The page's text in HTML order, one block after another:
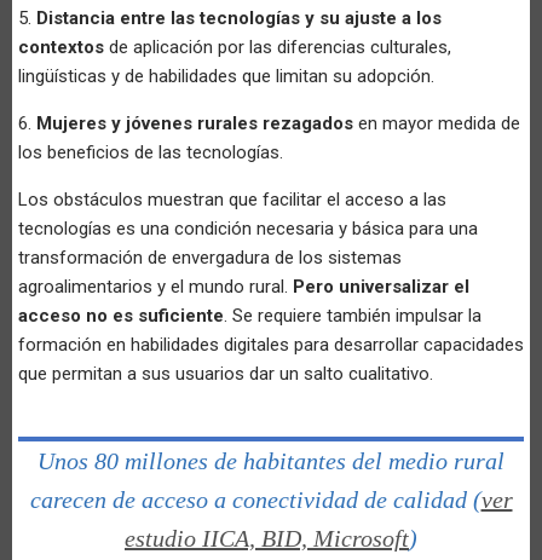
5. Distancia entre las tecnologías y su ajuste a los
contextos de aplicación por las diferencias culturales,
lingüísticas y de habilidades que limitan su adopción.
6. Mujeres y jóvenes rurales rezagados en mayor medida de
los beneficios de las tecnologías.
Los obstáculos muestran que facilitar el acceso a las
tecnologías es una condición necesaria y básica para una
transformación de envergadura de los sistemas
agroalimentarios y el mundo rural. Pero universalizar el
acceso no es suficiente. Se requiere también impulsar la
formación en habilidades digitales para desarrollar capacidades
que permitan a sus usuarios dar un salto cualitativo.
Unos 80 millones de habitantes del medio rural
carecen de acceso a conectividad de calidad (ver
estudio IICA, BID, Microsoft)